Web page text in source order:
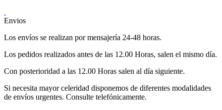
Envios
Los envíos se realizan por mensajería 24-48 horas.
Los pedidos realizados antes de las 12.00 Horas, salen el mismo día.
Con posterioridad a las 12.00 Horas salen al día siguiente.
Si necesita mayor celeridad disponemos de diferentes modalidades
de envíos urgentes. Consulte telefónicamente.